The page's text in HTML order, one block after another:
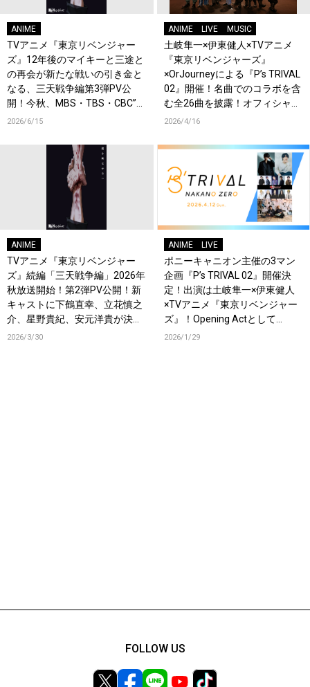
ANIME
TVアニメ『東京リベンジャー
ズ』12年後のマイキーと三途と
の再会が新たな戦いの引き金と
なる、三天戦争編第3弾PV公
開！今秋、MBS・TBS・CBC”ア
ニメイズム”枠、AT-Xほかにて
2026/6/15
ANIME LIVE MUSIC
土岐隼一×伊東健人×TVアニメ
『東京リベンジャーズ』
×OrJourneyによる『P’s TRIVAL
02』開催！名曲でのコラボを含
む全26曲を披露！オフィシャル
レポート到着！
2026/4/16
ANIME
TVアニメ『東京リベンジャー
ズ』続編「三天戦争編」2026年
秋放送開始！第2弾PV公開！新
キャストに下鶴直幸、立花慎之
介、星野貴紀、安元洋貴が決
定！
2026/3/30
ANIME LIVE
ポニーキャニオン主催の3マン
企画『P’s TRIVAL 02』開催決
定！出演は土岐隼一×伊東健人
×TVアニメ『東京リベンジャー
ズ』！Opening Actとして
OrJourneyも登場！
2026/1/29
FOLLOW US